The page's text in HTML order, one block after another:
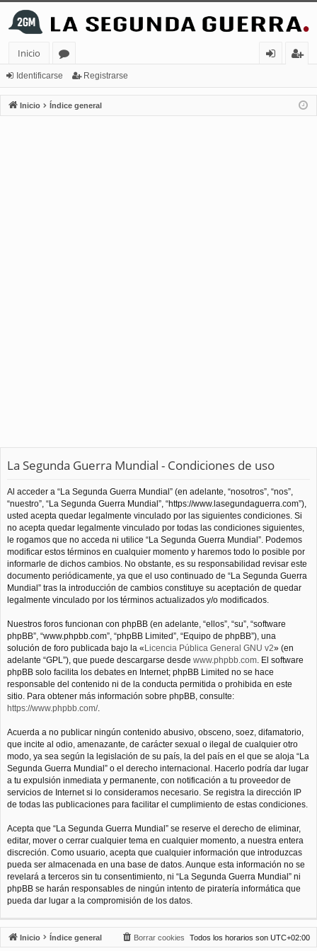
Inicio
or
os
nt
ifi
ist
ra
Identificarse Registrarse
Inicio Índice general
La Segunda Guerra Mundial - Condiciones de uso
Al acceder a “La Segunda Guerra Mundial” (en adelante, “nosotros”, “nos”,
“nuestro”, “La Segunda Guerra Mundial”, “https://www.lasegundaguerra.com”),
usted acepta quedar legalmente vinculado por las siguientes condiciones. Si
no acepta quedar legalmente vinculado por todas las condiciones siguientes,
le rogamos que no acceda ni utilice “La Segunda Guerra Mundial”. Podemos
modificar estos términos en cualquier momento y haremos todo lo posible por
informarle de dichos cambios. No obstante, es su responsabilidad revisar este
documento periódicamente, ya que el uso continuado de “La Segunda Guerra
Mundial” tras la introducción de cambios constituye su aceptación de quedar
legalmente vinculado por los términos actualizados y/o modificados.
Nuestros foros funcionan con phpBB (en adelante, “ellos”, “su”, “software
phpBB”, “www.phpbb.com”, “phpBB Limited”, “Equipo de phpBB”), una
solución de foro publicada bajo la «Licencia Pública General GNU v2» (en
adelante “GPL”), que puede descargarse desde www.phpbb.com. El software
phpBB solo facilita los debates en Internet; phpBB Limited no se hace
responsable del contenido ni de la conducta permitida o prohibida en este
sitio. Para obtener más información sobre phpBB, consulte:
https://www.phpbb.com/.
Acuerda a no publicar ningún contenido abusivo, obsceno, soez, difamatorio,
que incite al odio, amenazante, de carácter sexual o ilegal de cualquier otro
modo, ya sea según la legislación de su país, la del país en el que se aloja “La
Segunda Guerra Mundial” o el derecho internacional. Hacerlo podría dar lugar
a tu expulsión inmediata y permanente, con notificación a tu proveedor de
servicios de Internet si lo consideramos necesario. Se registra la dirección IP
de todas las publicaciones para facilitar el cumplimiento de estas condiciones.
Acepta que “La Segunda Guerra Mundial” se reserve el derecho de eliminar,
editar, mover o cerrar cualquier tema en cualquier momento, a nuestra entera
discreción. Como usuario, acepta que cualquier información que introduzcas
pueda ser almacenada en una base de datos. Aunque esta información no se
revelará a terceros sin tu consentimiento, ni “La Segunda Guerra Mundial” ni
phpBB se harán responsables de ningún intento de piratería informática que
pueda dar lugar a la compromisión de los datos.
Inicio Índice general Todos los horarios son UTC+02:00
Borrar cookies